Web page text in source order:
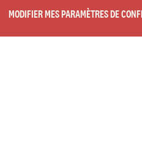
MODIFIER MES PARAMÈTRES DE